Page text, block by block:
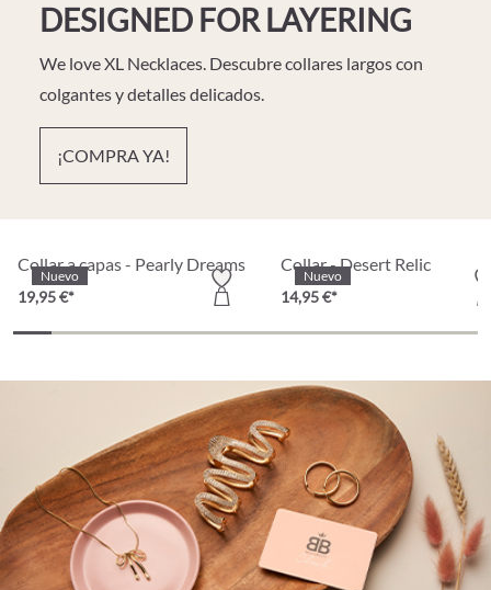
DESIGNED FOR LAYERING
We love XL Necklaces. Descubre collares largos con
colgantes y detalles delicados.
¡COMPRA YA!
Nuevo
Collar a capas - Pearly Dreams
19,95 €*
Nuevo
Collar - Desert Relic
14,95 €*